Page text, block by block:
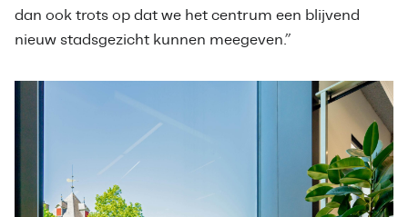
dan ook trots op dat we het centrum een blijvend
nieuw stadsgezicht kunnen meegeven.”